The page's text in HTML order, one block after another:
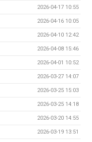
2026-04-17 10:55
2026-04-16 10:05
2026-04-10 12:42
2026-04-08 15:46
2026-04-01 10:52
2026-03-27 14:07
2026-03-25 15:03
2026-03-25 14:18
2026-03-20 14:55
2026-03-19 13:51